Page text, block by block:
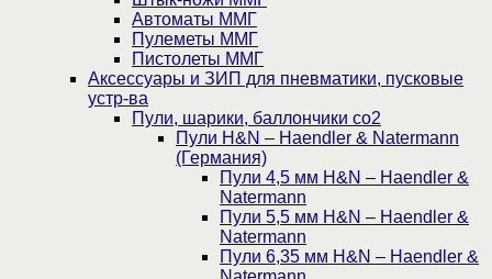
Автоматы ММГ
Пулеметы ММГ
Пистолеты ММГ
Аксессуары и ЗИП для пневматики, пусковые
устр-ва
Пули, шарики, баллончики со2
Пули H&N – Haendler & Natermann
(Германия)
Пули 4,5 мм H&N – Haendler &
Natermann
Пули 5,5 мм H&N – Haendler &
Natermann
Пули 6,35 мм H&N – Haendler &